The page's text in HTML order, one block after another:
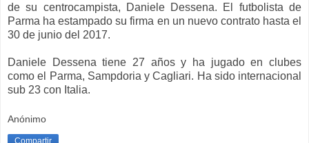
de su centrocampista, Daniele Dessena. El futbolista de
Parma ha estampado su firma en un nuevo contrato hasta el
30 de junio del 2017.
Daniele Dessena tiene 27 años y ha jugado en clubes
como el Parma, Sampdoria y Cagliari. Ha sido internacional
sub 23 con Italia.
Anónimo